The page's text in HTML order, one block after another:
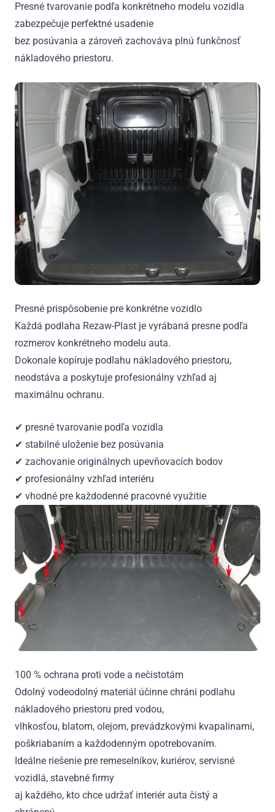
Presné tvarovanie podľa konkrétneho modelu vozidla
zabezpečuje perfektné usadenie
bez posúvania a zároveň zachováva plnú funkčnosť
nákladového priestoru.
Presné prispôsobenie pre konkrétne vozidlo
Každá podlaha Rezaw-Plast je vyrábaná presne podľa
rozmerov konkrétneho modelu auta.
Dokonale kopíruje podlahu nákladového priestoru,
neodstáva a poskytuje profesionálny vzhľad aj
maximálnu ochranu.
✔ presné tvarovanie podľa vozidla
✔ stabilné uloženie bez posúvania
✔ zachovanie originálnych upevňovacích bodov
✔ profesionálny vzhľad interiéru
✔ vhodné pre každodenné pracovné využitie
100 % ochrana proti vode a nečistotám
Odolný vodeodolný materiál účinne chráni podlahu
nákladového priestoru pred vodou,
vlhkosťou, blatom, olejom, prevádzkovými kvapalinami,
poškriabaním a každodenným opotrebovaním.
Ideálne riešenie pre remeselníkov, kuriérov, servisné
vozidlá, stavebné firmy
aj každého, kto chce udržať interiér auta čistý a